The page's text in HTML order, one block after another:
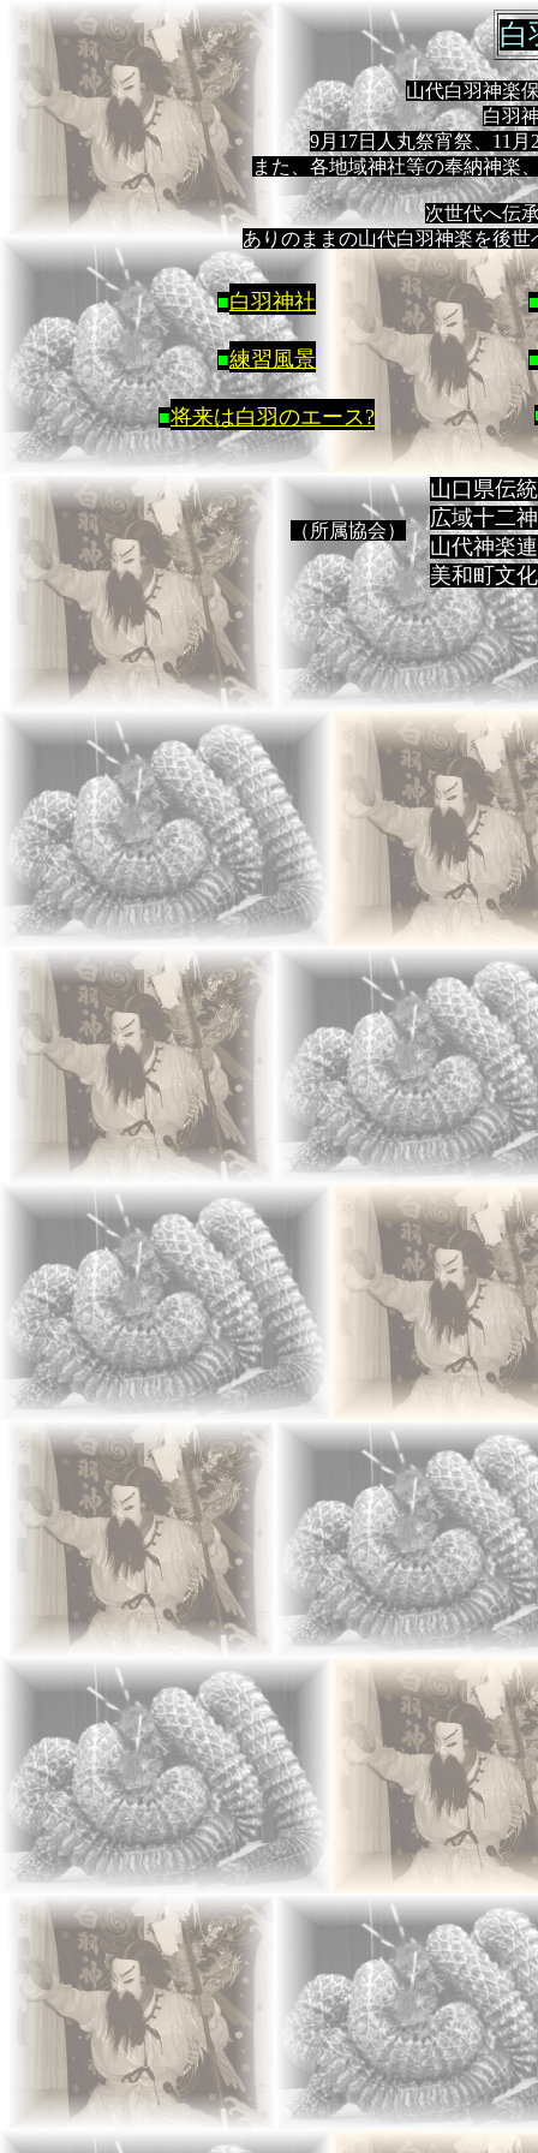
白
山代白羽神楽
白羽
9月17日人丸祭宵祭、11
また、各地域神社等の奉納神楽
次世代へ伝
ありのままの山代白羽神楽を後
■白羽神社
■練習風景
■将来は白羽のエース?
（所属協会）
山口県伝
広域十二
山代神楽
美和町文